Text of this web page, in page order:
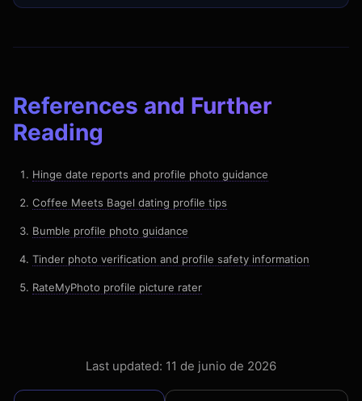
References and Further
Reading
Hinge date reports and profile photo guidance
Coffee Meets Bagel dating profile tips
Bumble profile photo guidance
Tinder photo verification and profile safety information
RateMyPhoto profile picture rater
Last updated: 11 de junio de 2026